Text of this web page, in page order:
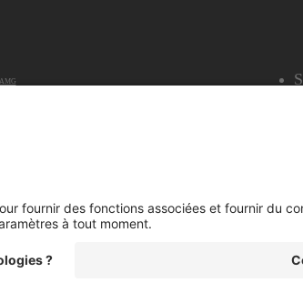
AMG